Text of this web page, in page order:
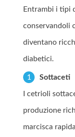
Entrambi i tipi
conservandoli
diventano
diabetici.
Sottaceti
I cetrioli
produzione
marcisca